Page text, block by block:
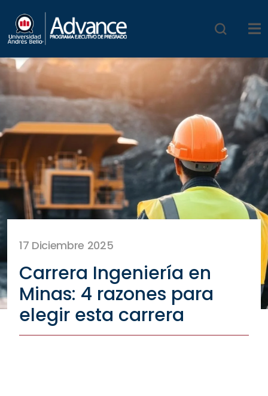
17 Diciembre 2025
Carrera Ingeniería en
Minas: 4 razones para
elegir esta carrera